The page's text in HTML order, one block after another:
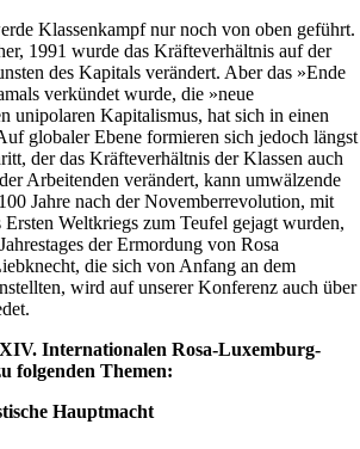
Klassenkampf nur noch von oben geführt.
1991 wurde das Kräfteverhältnis auf der
des Kapitals verändert. Aber das »Ende
verkündet wurde, die »neue
unipolaren Kapitalismus, hat sich in einen
globaler Ebene formieren sich jedoch längst
der das Kräfteverhältnis der Klassen auch
Arbeitenden verändert, kann umwälzende
Jahre nach der Novemberrevolution, mit
Ersten Weltkriegs zum Teufel gejagt wurden,
der Ermordung von Rosa
die sich von Anfang an dem
wird auf unserer Konferenz auch über
Internationalen Rosa-Luxemburg-
folgenden Themen:
Hauptmacht